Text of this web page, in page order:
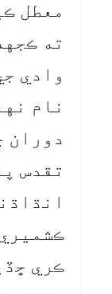
معطل
ته
وادي
نام
دوران
تقدس
ڪري